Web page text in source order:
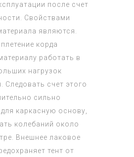
после счет
Свойствами
являются.
корда
работать в
нагрузок
Следовать счет этого
сильно
для каркасную основу,
колебаний около
Внешнее лаковое
тент от